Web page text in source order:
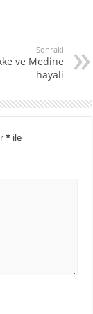
Sonraki
ve Medine
hayali
* ile